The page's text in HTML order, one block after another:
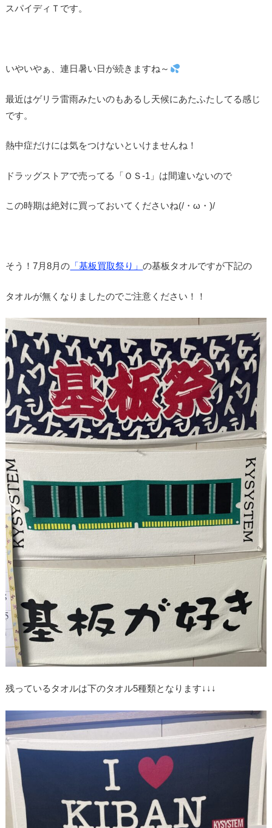
スパイディＴです。
いやいやぁ、連日暑い日が続きますね～
最近はゲリラ雷雨みたいのもあるし天候にあたふたしてる感じ
です。
熱中症だけには気をつけないといけませんね！
ドラッグストアで売ってる「ＯＳ-1」は間違いないので
この時期は絶対に買っておいてくださいね(/・ω・)/
そう！7月8月の 「基板買取祭り」の基板タオルですが下記の
タオルが無くなりましたのでご注意ください！！
残っているタオルは下のタオル5種類となります↓↓↓